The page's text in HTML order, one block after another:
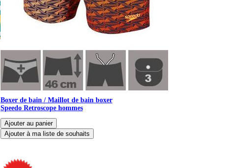
Boxer de bain / Maillot de bain boxer
Speedo Retroscope hommes